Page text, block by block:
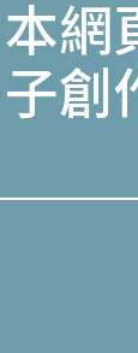
本網
子創